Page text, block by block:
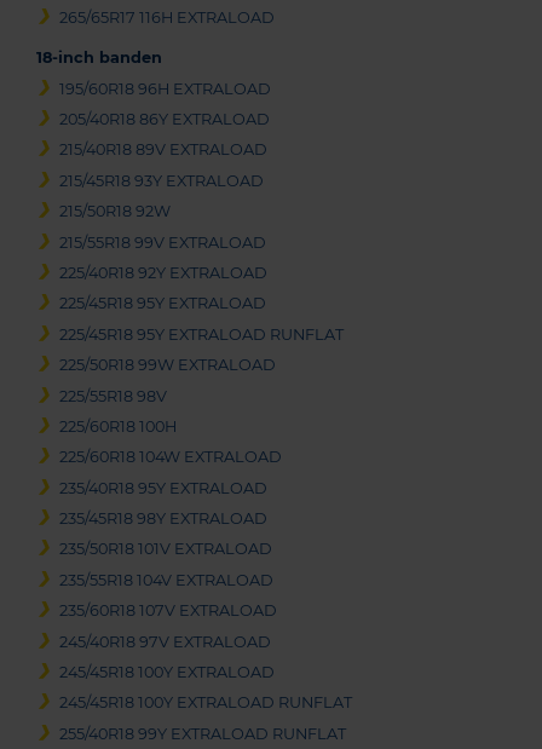
265/65R17 116H EXTRALOAD
18-inch banden
195/60R18 96H EXTRALOAD
205/40R18 86Y EXTRALOAD
215/40R18 89V EXTRALOAD
215/45R18 93Y EXTRALOAD
215/50R18 92W
215/55R18 99V EXTRALOAD
225/40R18 92Y EXTRALOAD
225/45R18 95Y EXTRALOAD
225/45R18 95Y EXTRALOAD RUNFLAT
225/50R18 99W EXTRALOAD
225/55R18 98V
225/60R18 100H
225/60R18 104W EXTRALOAD
235/40R18 95Y EXTRALOAD
235/45R18 98Y EXTRALOAD
235/50R18 101V EXTRALOAD
235/55R18 104V EXTRALOAD
235/60R18 107V EXTRALOAD
245/40R18 97V EXTRALOAD
245/45R18 100Y EXTRALOAD
245/45R18 100Y EXTRALOAD RUNFLAT
255/40R18 99Y EXTRALOAD RUNFLAT